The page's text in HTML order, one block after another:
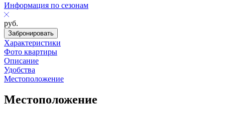
Информация по сезонам
руб.
Забронировать
Характеристики
Фото квартиры
Описание
Удобства
Местоположение
Местоположение